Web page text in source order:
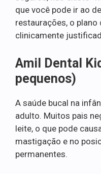
que você pode ir ao
restaurações, o
clinicamente
Amil Dental
pequenos)
A saúde bucal na
adulto. Muitos pais
leite, o que pode
mastigação e no
permanentes.